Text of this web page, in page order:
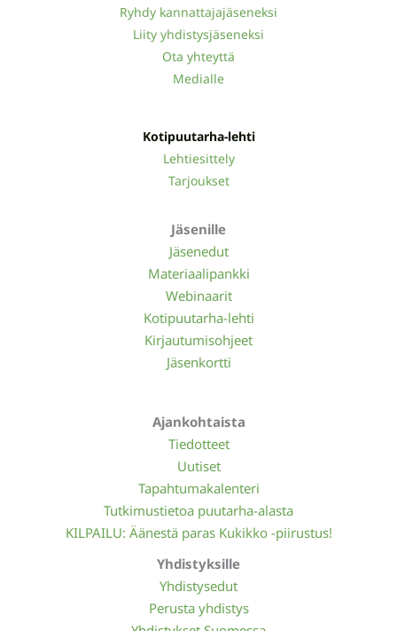
Ryhdy kannattajajäseneksi
Liity yhdistysjäseneksi
Ota yhteyttä
Medialle
Kotipuutarha-lehti
Lehtiesittely
Tarjoukset
Jäsenille
Jäsenedut
Materiaalipankki
Webinaarit
Kotipuutarha-lehti
Kirjautumisohjeet
Jäsenkortti
Ajankohtaista
Tiedotteet
Uutiset
Tapahtumakalenteri
Tutkimustietoa puutarha-alasta
KILPAILU: Äänestä paras Kukikko -piirustus!
Yhdistyksille
Yhdistysedut
Perusta yhdistys